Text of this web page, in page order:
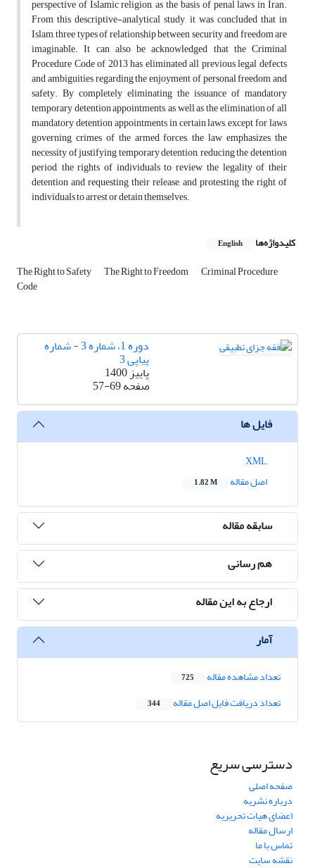
perspective of Islamic religion, as the basis of penal laws in Iran.
From this descriptive-analytical study, it was concluded that in
Islam, three types of relationship between security and freedom are
imaginable. It can also be acknowledged that the Criminal
Procedure Code of 2013 has eliminated all previous legal defects
and ambiguities regarding the enjoyment of personal freedom and
safety. By completely eliminating the issuance of mandatory
temporary detention appointments, as well as the elimination of all
mandatory detention appointments in certain laws, except for laws
governing crimes of the armed forces, the law emphasizes the
necessity of justifying temporary detention, reducing the detention
period, the rights of individuals to review the legality of their
detention and requesting their release, and protesting the right of
individuals to arrest or detain themselves.
کلیدواژه‌ها English
The Right to Safety The Right to Freedom Criminal Procedure
Code
دوره 1، شماره 3 - شماره
پیاپی 3
پاییز 1400
صفحه57-69
فایل ها
اصل مقاله
1.82 M
سابقه مقاله
هم رسانی
ارجاع به این مقاله
آمار
تعداد مشاهده مقاله 725
تعداد دریافت فایل اصل مقاله 344
دسترسی سریع
صفحه اصلی
درباره نشریه
اعضای هیات تحریریه
ارسال مقاله
تماس با ما
نقشه سایت